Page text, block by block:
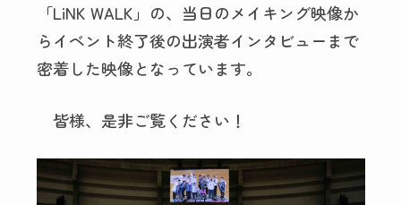
「LiNK WALK」の、当日のメイキング映像か
らイベント終了後の出演者インタビューまで
密着した映像となっています。
皆様、是非ご覧ください！